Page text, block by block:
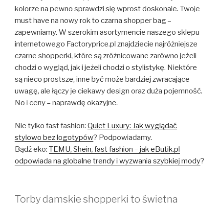
kolorze na pewno sprawdzi się wprost doskonale. Twoje
must have na nowy rok to czarna shopper bag –
zapewniamy. W szerokim asortymencie naszego sklepu
internetowego Factoryprice.pl znajdziecie najróżniejsze
czarne shopperki, które są zróżnicowane zarówno jeżeli
chodzi o wygląd, jak i jeżeli chodzi o stylistykę. Niektóre
są nieco prostsze, inne być może bardziej zwracające
uwagę, ale łączy je ciekawy design oraz duża pojemność.
No i ceny – naprawdę okazyjne.
Nie tylko fast fashion: Quiet Luxury: Jak wyglądać
stylowo bez logotypów? Podpowiadamy.
Bądź eko: TEMU, Shein, fast fashion – jak eButik.pl
odpowiada na globalne trendy i wyzwania szybkiej mody?
Torby damskie shopperki to świetna